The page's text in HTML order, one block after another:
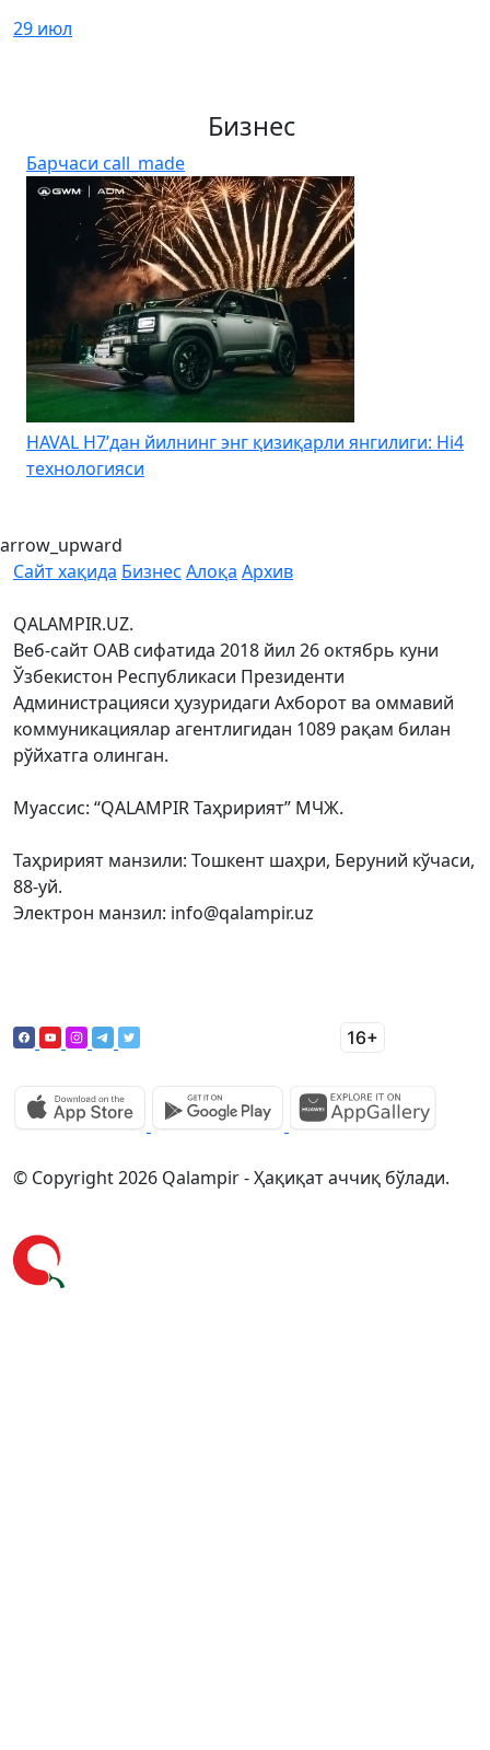
29 июл
Бизнес
Барчаси call_made
HAVAL H7’дан йилнинг энг қизиқарли янгилиги: Hi4
технологияси
arrow_upward
Сайт хақида Бизнес Алоқа Архив
QALAMPIR.UZ.
Веб-сайт ОАВ сифатида 2018 йил 26 октябрь куни
Ўзбекистон Республикаси Президенти
Администрацияси ҳузуридаги Ахборот ва оммавий
коммуникациялар агентлигидан 1089 рақам билан
рўйхатга олинган.
Муассис: “QALAMPIR Таҳририят” МЧЖ.
Таҳририят манзили: Тошкент шаҳри, Беруний кўчаси,
88-уй.
Электрон манзил: info@qalampir.uz
© Copyright 2026 Qalampir - Ҳақиқат аччиқ бўлади.